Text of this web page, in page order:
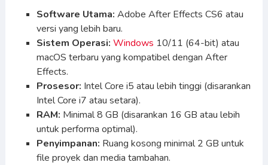
Software Utama: Adobe After Effects CS6 atau
versi yang lebih baru.
Sistem Operasi: Windows 10/11 (64-bit) atau
macOS terbaru yang kompatibel dengan After
Effects.
Prosesor: Intel Core i5 atau lebih tinggi (disarankan
Intel Core i7 atau setara).
RAM: Minimal 8 GB (disarankan 16 GB atau lebih
untuk performa optimal).
Penyimpanan: Ruang kosong minimal 2 GB untuk
file proyek dan media tambahan.